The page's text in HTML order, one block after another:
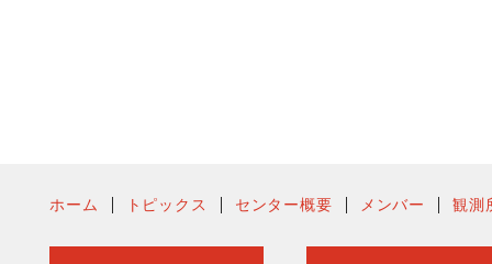
ホーム トピックス センター概要 メンバー 観測